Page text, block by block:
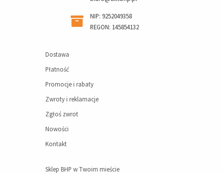
NIP: 9252049358
REGON: 145854132
Dostawa
Płatność
Promocje i rabaty
Zwroty i reklamacje
Zgłoś zwrot
Nowości
Kontakt
Sklep BHP w Twoim mieście